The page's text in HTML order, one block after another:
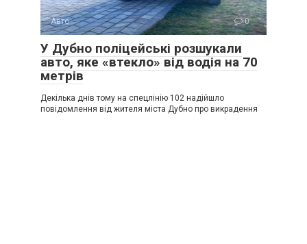
Авто 0
У Дубно поліцейські розшукали
авто, яке «втекло» від водія на 70
метрів
Декілька днів тому на спецлінію 102 надійшло
повідомлення від жителя міста Дубно про викрадення